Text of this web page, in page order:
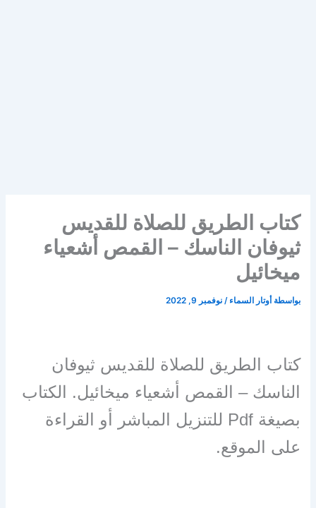
كتاب الطريق للصلاة للقديس
ثيوفان الناسك – القمص أشعياء
ميخائيل
بواسطة أوتار السماء/نوفمبر 9, 2022
كتاب الطريق للصلاة للقديس ثيوفان
الناسك – القمص أشعياء ميخائيل. الكتاب
بصيغة Pdf للتنزيل المباشر أو القراءة
على الموقع.